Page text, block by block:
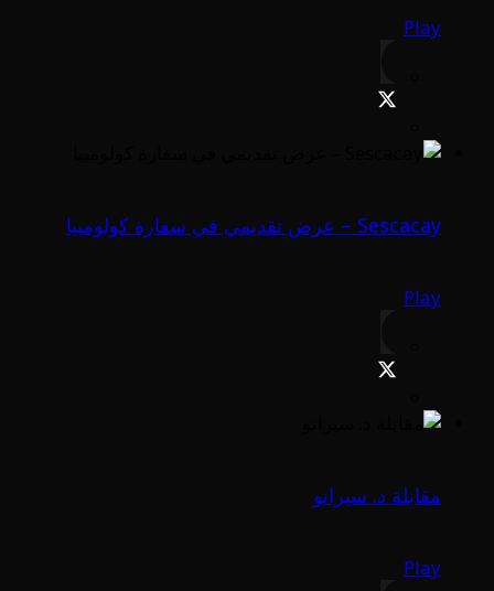
Play
Sescacay – عرض تقديمي في سفارة كولومبيا
Play
مقابلة د. سيرانو
Play